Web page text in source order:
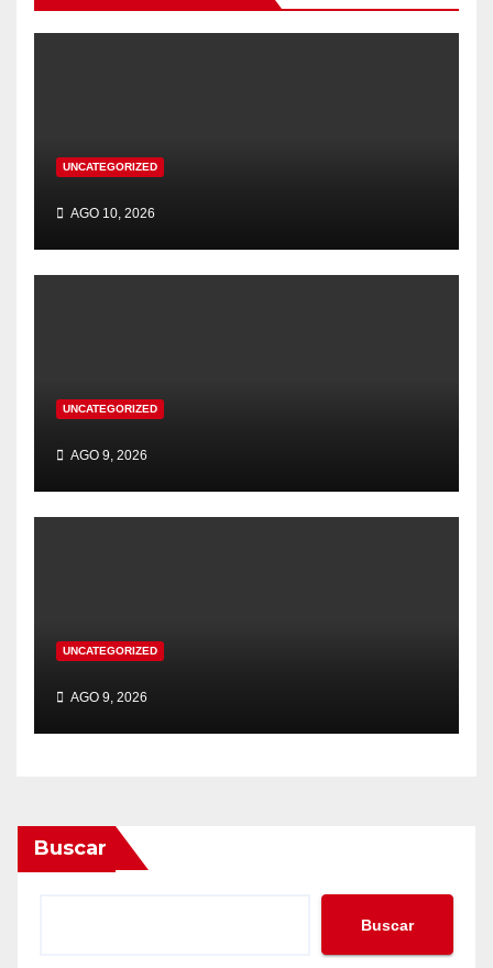
UNCATEGORIZED
AGO 10, 2026
UNCATEGORIZED
AGO 9, 2026
UNCATEGORIZED
AGO 9, 2026
Buscar
Buscar